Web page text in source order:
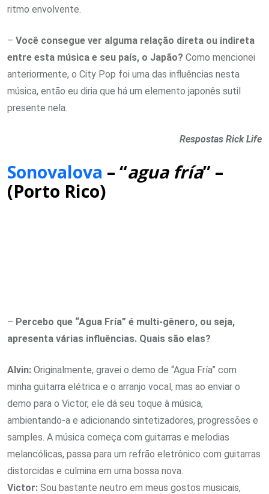
ritmo envolvente.
– Você consegue ver alguma relação direta ou indireta
entre esta música e seu país, o Japão? Como mencionei
anteriormente, o City Pop foi uma das influências nesta
música, então eu diria que há um elemento japonês sutil
presente nela.
Respostas Rick Life
Sonovalova – “agua fría” –
(Porto Rico)
– Percebo que “Agua Fría” é multi-gênero, ou seja,
apresenta várias influências. Quais são elas?
Alvin: Originalmente, gravei o demo de “Agua Fría” com
minha guitarra elétrica e o arranjo vocal, mas ao enviar o
demo para o Victor, ele dá seu toque à música,
ambientando-a e adicionando sintetizadores, progressões e
samples. A música começa com guitarras e melodias
melancólicas, passa para um refrão eletrônico com guitarras
distorcidas e culmina em uma bossa nova.
Victor: Sou bastante neutro em meus gostos musicais,